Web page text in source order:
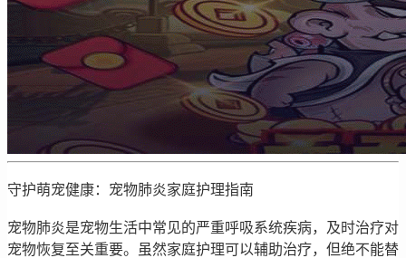
守护萌宠健康：宠物肺炎家庭护理指南
宠物肺炎是宠物生活中常见的严重呼吸系统疾病，及时治疗对
宠物恢复至关重要。虽然家庭护理可以辅助治疗，但绝不能替